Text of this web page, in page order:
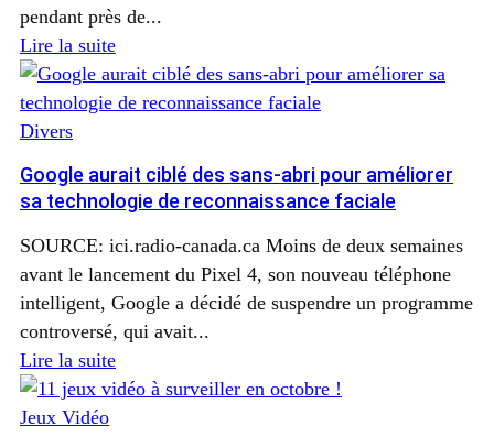
pendant près de...
Lire la suite
Divers
Google aurait ciblé des sans-abri pour améliorer
sa technologie de reconnaissance faciale
SOURCE: ici.radio-canada.ca Moins de deux semaines
avant le lancement du Pixel 4, son nouveau téléphone
intelligent, Google a décidé de suspendre un programme
controversé, qui avait...
Lire la suite
Jeux Vidéo